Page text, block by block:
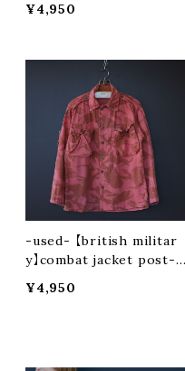
¥4,950
-used- 【british militar
y】combat jacket post-d
¥4,950